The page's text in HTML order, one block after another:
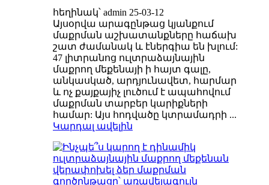
հեղինակ՝ admin 25-03-12
Այսօրվա արագընթաց կյանքում
մաքրման աշխատանքները հաճախ
շատ ժամանակ և էներգիա են խլում:
47 լիտրանոց ուլտրաձայնային
մաքրող մեքենայի ի հայտ գալը,
անկասկած, արդյունավետ, հարմար
և ոչ քայքայիչ լուծում է ապահովում
մաքրման տարբեր կարիքների
համար: Այս հոդվածը կտրամադրի ...
Կարդալ ավելին